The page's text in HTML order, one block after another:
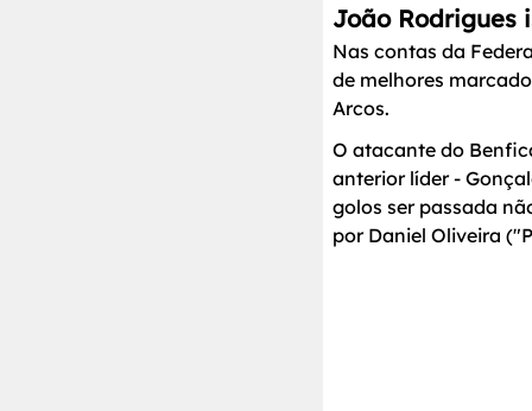
João Rodrigues
Nas contas da
de melhores
Arcos.
O atacante do
anterior líder -
golos ser passada
por Daniel Oliveira